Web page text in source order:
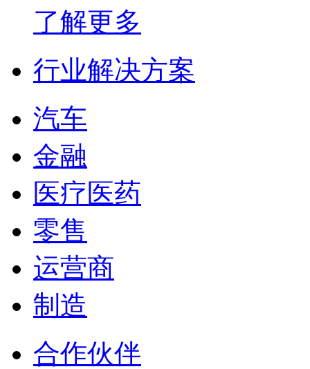
了解更多
行业解决方案
汽车
金融
医疗医药
零售
运营商
制造
合作伙伴